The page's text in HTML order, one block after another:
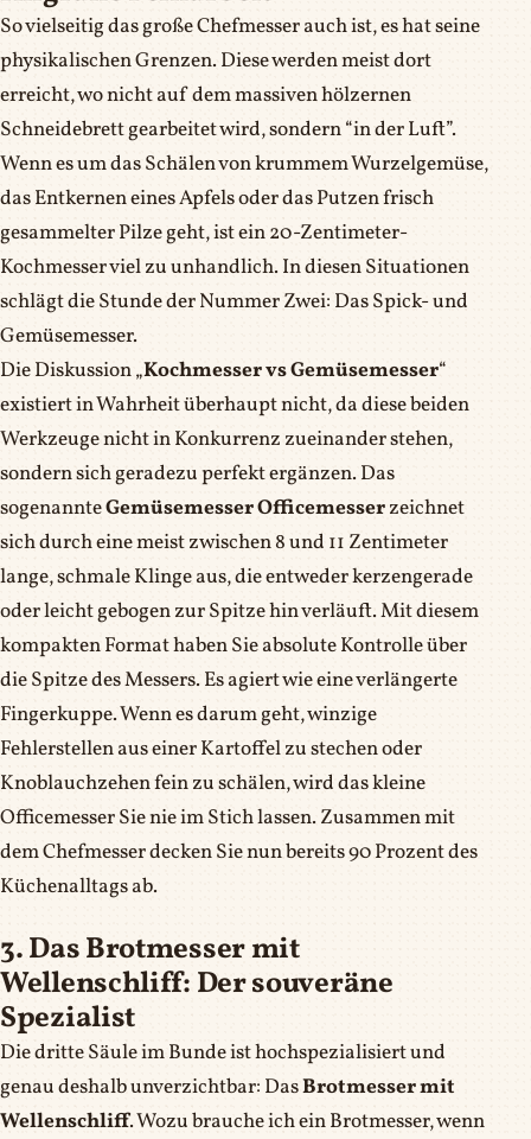
So vielseitig das große Chefmesser auch ist, es hat seine
physikalischen Grenzen. Diese werden meist dort
erreicht, wo nicht auf dem massiven hölzernen
Schneidebrett gearbeitet wird, sondern “in der Luft”.
Wenn es um das Schälen von krummem Wurzelgemüse,
das Entkernen eines Apfels oder das Putzen frisch
gesammelter Pilze geht, ist ein 20-Zentimeter-
Kochmesser viel zu unhandlich. In diesen Situationen
schlägt die Stunde der Nummer Zwei: Das Spick- und
Gemüsemesser.
Die Diskussion „Kochmesser vs Gemüsemesser“
existiert in Wahrheit überhaupt nicht, da diese beiden
Werkzeuge nicht in Konkurrenz zueinander stehen,
sondern sich geradezu perfekt ergänzen. Das
sogenannteGemüsemesser Officemesserzeichnet
sich durch eine meist zwischen 8 und 11 Zentimeter
lange, schmale Klinge aus, die entweder kerzengerade
oder leicht gebogen zur Spitze hin verläuft. Mit diesem
kompakten Format haben Sie absolute Kontrolle über
die Spitze des Messers. Es agiert wie eine verlängerte
Fingerkuppe. Wenn es darum geht, winzige
Fehlerstellen aus einer Kartoffel zu stechen oder
Knoblauchzehen fein zu schälen, wird das kleine
Officemesser Sie nie im Stich lassen. Zusammen mit
dem Chefmesser decken Sie nun bereits 90 Prozent des
Küchenalltags ab.
3. Das Brotmesser mit
Wellenschliff: Der souveräne
Spezialist
Die dritte Säule im Bunde ist hochspezialisiert und
genau deshalb unverzichtbar: DasBrotmesser mit
Wellenschliff. Wozu brauche ich ein Brotmesser, wenn